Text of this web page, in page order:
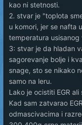
kao ni stetnosti.
2. stvar je "toplota
u komori, jer se nafta
temperatura
3: stvar je da hladan
sagorevanje bolje i
snage, sto se nikako
samo na leru.
Lako je ocistiti EGR
Kad sam zatvarao
odmascivacima i